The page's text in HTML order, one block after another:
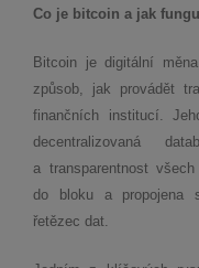
Co je bitcoin a jak
Bitcoin je digitální
způsob, jak provádět
finančních institucí.
decentralizovaná
a transparentnost
do bloku a propojena
řetězec dat.